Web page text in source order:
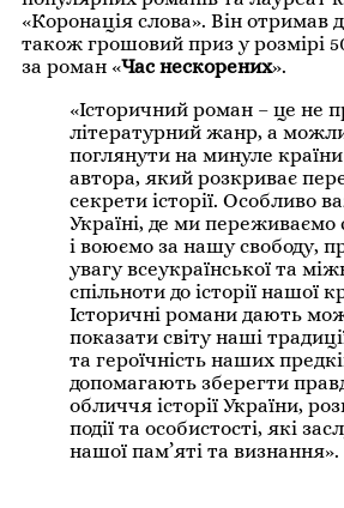
«Коронація слова». Він отримав
також грошовий приз у розмірі
за роман «Час нескорених».
«Історичний роман – це не
літературний жанр, а
поглянути на минуле
автора, який розкриває
секрети історії. Особливо
Україні, де ми переживаємо
і воюємо за нашу свободу,
увагу всеукраїнської та
спільноти до історії нашої
Історичні романи дають
показати світу наші
та героїчність наших
допомагають зберегти
обличчя історії України,
події та особистості, які
нашої пам’яті та визнання».